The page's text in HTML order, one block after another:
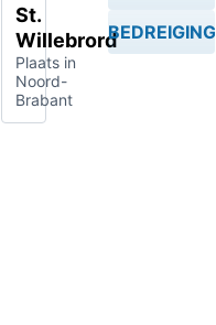
St.
Willebrord
Plaats in
Noord-
Brabant
BEDREIGING